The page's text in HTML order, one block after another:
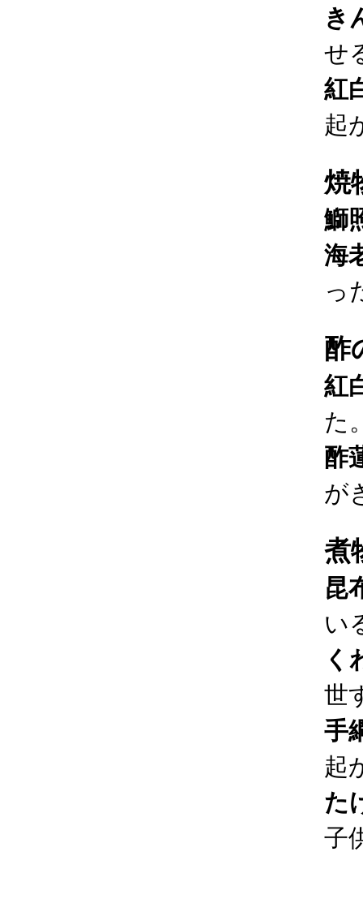
き
せ
紅
起
焼
鰤
海
っ
酢
紅
た
酢
が
煮
昆
い
く
世
手
起
た
子